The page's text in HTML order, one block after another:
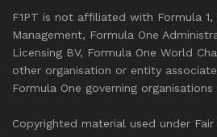
F1PT is not affiliated with Formula 1,
Management, Formula One
Licensing BV, Formula One World
other organisation or entity
Formula One governing
Copyrighted material used under Fair